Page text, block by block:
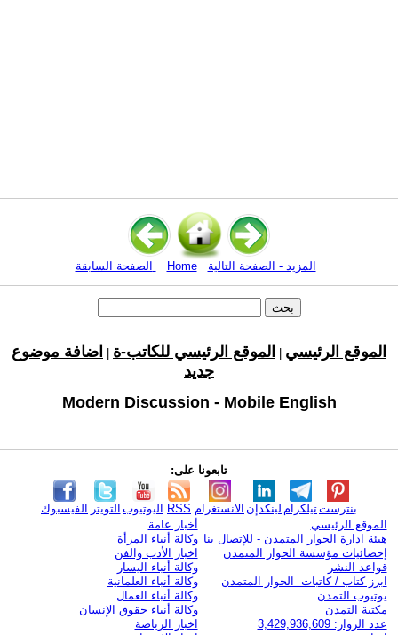
Home المزيد - الصفحة التالية
الموقع الرئيسي الموقع الرئيسي للكاتب-ة
اضافة موضوع
جديد
Modern Discussion - Mobile English
تابعونا على:
الفيسبوك التويتر اليوتيوب RSS الانستغرام لينكدإن تيلكرامبنترست
الموقع الرئيسي
هيئة ادارة الحوار المتمدن - للإتصال بنا
إحصائيات مؤسسة الحوار المتمدن
قواعد النشر
ابرز كتاب / كاتبات الحوار المتمدن
يوتيوب التمدن
مكتبة التمدن
عدد الزوار: 3,429,936,609
أخبار عامة
وكالة أنباء المرأة
اخبار الأدب والفن
وكالة أنباء اليسار
وكالة أنباء العلمانية
وكالة أنباء العمال
وكالة أنباء حقوق الإنسان
اخبار الرياضة